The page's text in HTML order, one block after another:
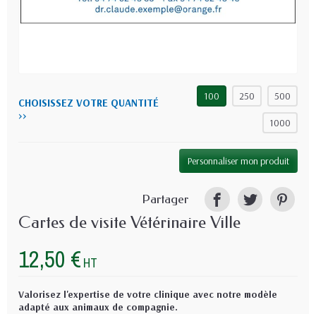
CHOISISSEZ VOTRE QUANTITÉ
>>
100 250 500
1000
Personnaliser mon produit
Partager
Cartes de visite Vétérinaire Ville
12,50 € HT
Valorisez l'expertise de votre clinique avec notre modèle
adapté aux animaux de compagnie.